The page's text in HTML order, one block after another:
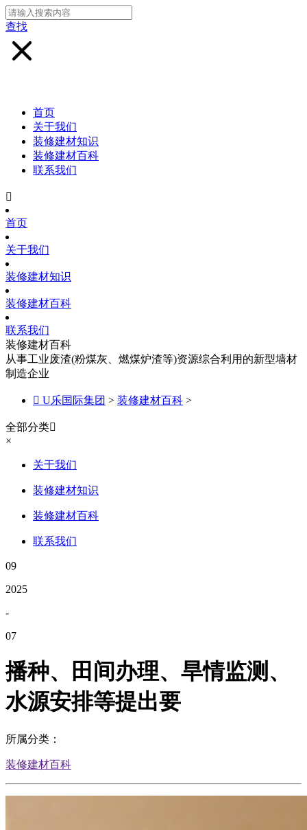
查找
首页
关于我们
装修建材知识
装修建材百科
联系我们

首页
关于我们
装修建材知识
装修建材百科
联系我们
装修建材百科
从事工业废渣(粉煤灰、燃煤炉渣等)资源综合利用的新型墙材
制造企业
 U乐国际集团 > 装修建材百科 >
全部分类
×
关于我们
装修建材知识
装修建材百科
联系我们
09
2025
-
07
播种、田间办理、旱情监测、
水源安排等提出要
所属分类：
装修建材百科